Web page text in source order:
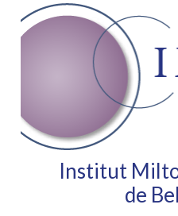
Institut
de